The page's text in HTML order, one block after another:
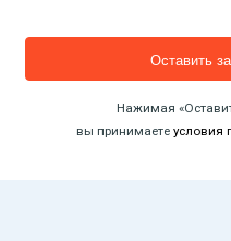
Нажимая
вы принимаете условия